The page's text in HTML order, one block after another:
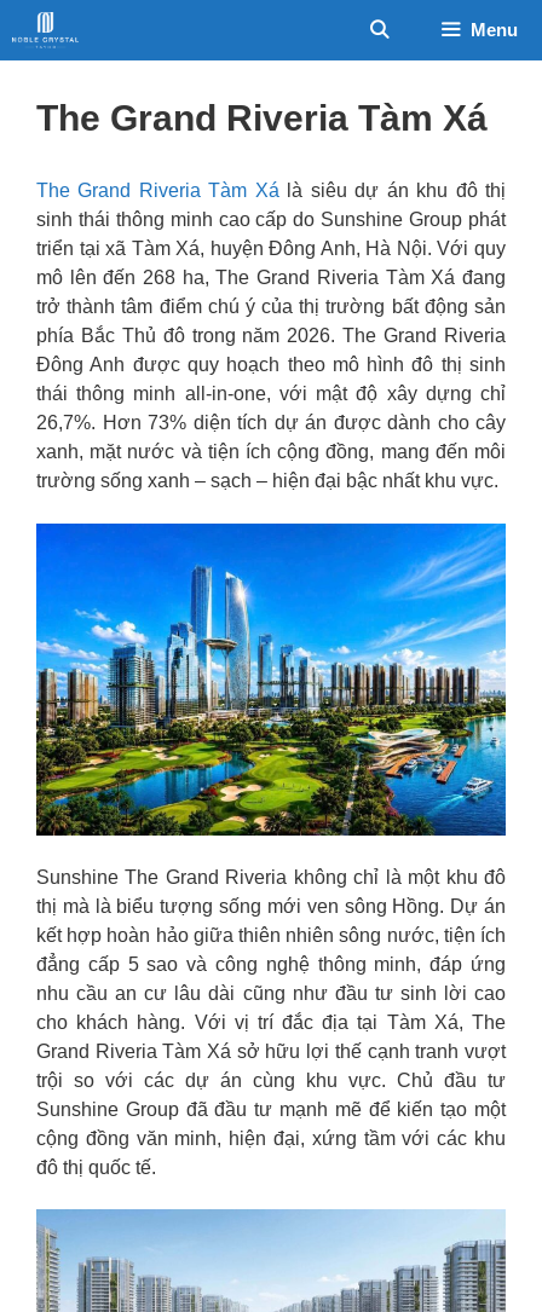
Chuyển
đến
nội
Menu
The Grand Riveria Tàm Xá
The Grand Riveria Tàm Xá là siêu dự án khu đô thị
sinh thái thông minh cao cấp do Sunshine Group phát
triển tại xã Tàm Xá, huyện Đông Anh, Hà Nội. Với quy
mô lên đến 268 ha, The Grand Riveria Tàm Xá đang
trở thành tâm điểm chú ý của thị trường bất động sản
phía Bắc Thủ đô trong năm 2026.The Grand Riveria
Đông Anh được quy hoạch theo mô hình đô thị sinh
thái thông minh all-in-one, với mật độ xây dựng chỉ
26,7%. Hơn 73% diện tích dự án được dành cho cây
xanh, mặt nước và tiện ích cộng đồng, mang đến môi
trường sống xanh – sạch – hiện đại bậc nhất khu vực.
Sunshine The Grand Riveria không chỉ là một khu đô
thị mà là biểu tượng sống mới ven sông Hồng. Dự án
kết hợp hoàn hảo giữa thiên nhiên sông nước, tiện ích
đẳng cấp 5 sao và công nghệ thông minh, đáp ứng
nhu cầu an cư lâu dài cũng như đầu tư sinh lời cao
cho khách hàng. Với vị trí đắc địa tại Tàm Xá, The
Grand Riveria Tàm Xá sở hữu lợi thế cạnh tranh vượt
trội so với các dự án cùng khu vực. Chủ đầu tư
Sunshine Group đã đầu tư mạnh mẽ để kiến tạo một
cộng đồng văn minh, hiện đại, xứng tầm với các khu
đô thị quốc tế.